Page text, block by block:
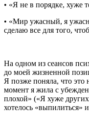
• «Я не в порядке, хуже
• «Мир ужасный, я
сделаю все для того,
На одном из сеансов
до моей жизненной
Я позже поняла, что
момент я жила с
плохой» («Я хуже
хотелось «выпилиться»